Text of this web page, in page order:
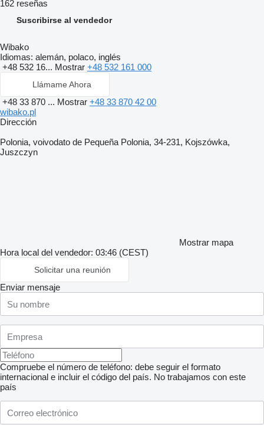
162 reseñas
Suscribirse al vendedor
Wibako
Idiomas: alemán, polaco, inglés
+48 532 16... Mostrar +48 532 161 000
Llámame Ahora
+48 33 870 ... Mostrar +48 33 870 42 00
wibako.pl
Dirección
Polonia, voivodato de Pequeña Polonia, 34-231, Kojszówka,
Juszczyn
Mostrar mapa
Hora local del vendedor: 03:46 (CEST)
Solicitar una reunión
Enviar mensaje
Compruebe el número de teléfono: debe seguir el formato
internacional e incluir el código del país. No trabajamos con este
país